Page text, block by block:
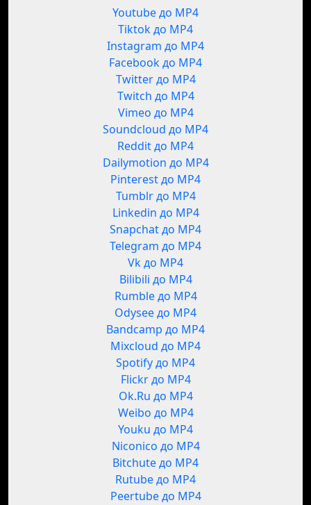
Youtube до MP4
Tiktok до MP4
Instagram до MP4
Facebook до MP4
Twitter до MP4
Twitch до MP4
Vimeo до MP4
Soundcloud до MP4
Reddit до MP4
Dailymotion до MP4
Pinterest до MP4
Tumblr до MP4
Linkedin до MP4
Snapchat до MP4
Telegram до MP4
Vk до MP4
Bilibili до MP4
Rumble до MP4
Odysee до MP4
Bandcamp до MP4
Mixcloud до MP4
Spotify до MP4
Flickr до MP4
Ok.Ru до MP4
Weibo до MP4
Youku до MP4
Niconico до MP4
Bitchute до MP4
Rutube до MP4
Peertube до MP4